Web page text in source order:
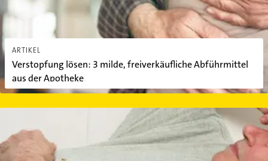
ARTIKEL
Verstopfung lösen: 3 milde, freiverkäufliche Abführmittel
aus der Apotheke
Kaliummangel: 4 Symptome der Mangelerscheinung